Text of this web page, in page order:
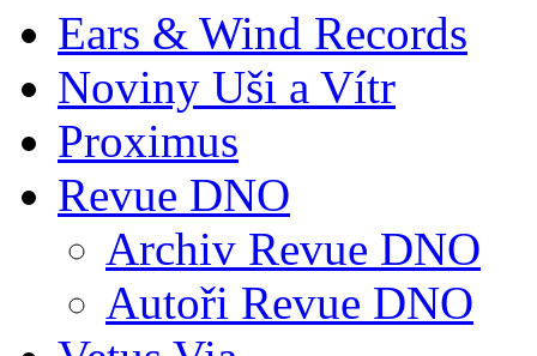
Ears & Wind Records
Noviny Uši a Vítr
Proximus
Revue DNO
Archiv Revue DNO
Autoři Revue DNO